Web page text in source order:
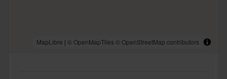
MapLibre | © OpenMapTiles © OpenStreetMap contributors